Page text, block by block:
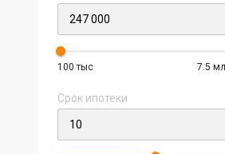
100 тыс 7.5
Срок ипотеки